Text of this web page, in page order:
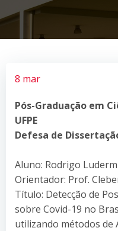
8 mar
Pós-Graduação em
UFPE
Defesa de
Aluno: Rodrigo
Orientador: Prof.
Título: Detecção de
sobre Covid-19 no
utilizando métodos de